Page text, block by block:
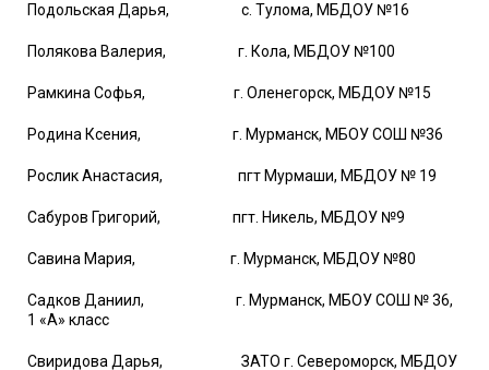
Подольская Дарья, с. Тулома, МБДОУ №16
Полякова Валерия, г. Кола, МБДОУ №100
Рамкина Софья, г. Оленегорск, МБДОУ №15
Родина Ксения, г. Мурманск, МБОУ СОШ №36
Рослик Анастасия, пгт Мурмаши, МБДОУ № 19
Сабуров Григорий, пгт. Никель, МБДОУ №9
Савина Мария, г. Мурманск, МБДОУ №80
Садков Даниил, г. Мурманск, МБОУ СОШ № 36,
1 «А» класс
Свиридова Дарья, ЗАТО г. Североморск, МБДОУ